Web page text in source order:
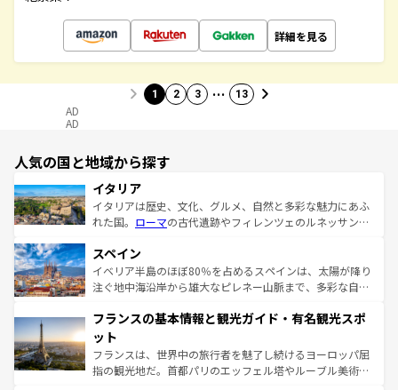
詳細を見る
1 2 3 … 13
AD
AD
人気の国と地域から探す
イタリア
イタリアは歴史、文化、グルメ、自然と多彩な魅力にあふ
れた国。 ローマの古代遺跡やフィレンツェのルネッサンス
ろん、トスカーナの美しい田園風景やアマルフィ海岸の絶
景など、自然景観も見逃せない。観光の合間には、本場の
ピザやパスタなど、絶品のイタリア料理を堪能することも
ませてくれるイタリアで、忘れられない旅をしてみよう！
なお、新着のイタリア情報は
しい。
スペイン
イベリア半島のほぼ80％を占めるスペインは、太陽が降り
注ぐ地中海沿岸から雄大なピレネー山脈まで、多彩な自然
文化が根付くこの国では、情熱的なフラメンコ、熱気あふ
れる闘牛、そして美味しいタパスが生活の一部となってい
る。首都マドリードの洗練された雰囲気や、バルセロナの
アートに溢れた街角から、地方では古代ローマ遺跡や中世
フランスの基本情報と観光ガイド・有名観光スポ
ット
フランスは、世界中の旅行者を魅了し続けるヨーロッパ屈
指の観光地だ。首都パリのエッフェル塔やルーブル美術館